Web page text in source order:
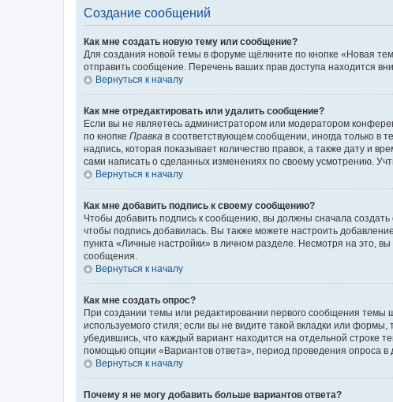
Создание сообщений
Как мне создать новую тему или сообщение?
Для создания новой темы в форуме щёлкните по кнопке «Новая
отправить сообщение. Перечень ваших прав доступа находится
Вернуться к началу
Как мне отредактировать или удалить сообщение?
Если вы не являетесь администратором или модератором
по кнопке Правка в соответствующем сообщении, иногда только в
надпись, которая показывает количество правок, а также дату и
сами написать о сделанных изменениях по своему усмотрению.
Вернуться к началу
Как мне добавить подпись к своему сообщению?
Чтобы добавить подпись к сообщению, вы должны сначала
чтобы подпись добавилась. Вы также можете настроить
пункта «Личные настройки» в личном разделе. Несмотря на это,
сообщения.
Вернуться к началу
Как мне создать опрос?
При создании темы или редактировании первого сообщения темы
используемого стиля; если вы не видите такой вкладки или
убедившись, что каждый вариант находится на отдельной строке
помощью опции «Вариантов ответа», период проведения опроса в
Вернуться к началу
Почему я не могу добавить больше вариантов ответа?